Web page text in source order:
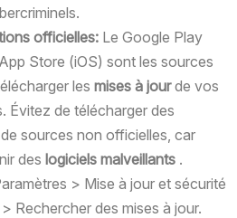
officielles: Le Google Play
Store (iOS) sont les sources
les mises à jourde vos
Évitez de télécharger des
sources non officielles, car
des logiciels malveillants .
> Mise à jour et sécurité
Rechercher des mises à jour.